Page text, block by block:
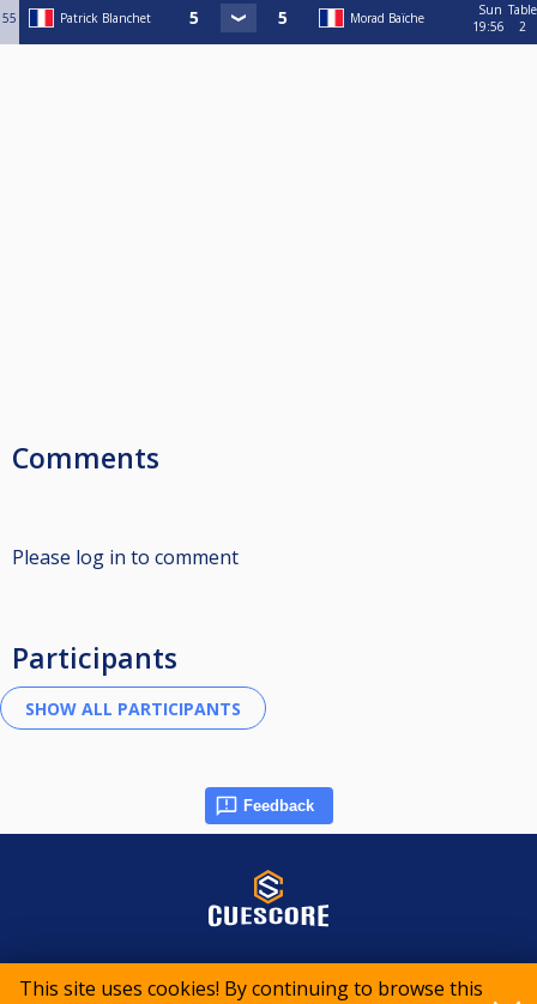
This site uses cookies! By continuing to browse this
55 Patrick Blanchet Morad Baïche
Sun
19:56
Table
2
Comments
Please log in to comment
Participants
Feedback
© 2015-2026 CueScore International